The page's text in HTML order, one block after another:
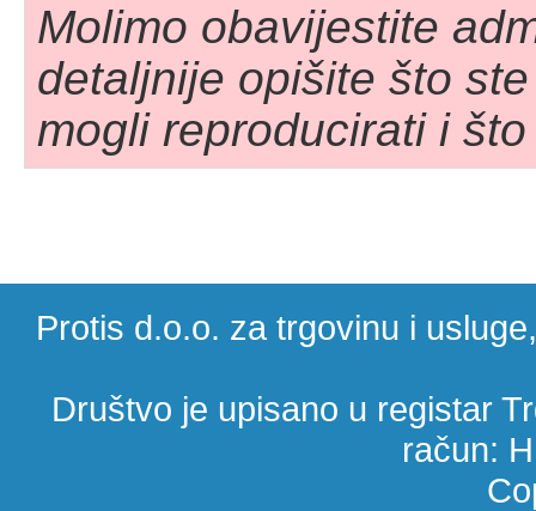
Molimo obavijestite
detaljnije opišite što
mogli reproducirati i
Protis d.o.o. za trgovinu i
Društvo je upisano u registar
račun: